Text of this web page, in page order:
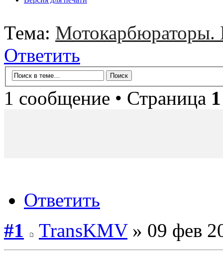
Тема: Мотокарбюраторы.
Ответить
1 сообщение • Страница 1
Ответить
#1
TransKMV» 09 фев